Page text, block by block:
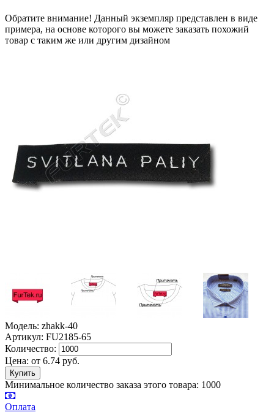
Обратите внимание! Данный экземпляр представлен в виде
примера, на основе которого вы можете заказать похожий
товар с таким же или другим дизайном
Модель: zhakk-40
Артикул: FU2185-65
Количество:
Цена: от 6.74 руб.
Минимальное количество заказа этого товара: 1000
Оплата